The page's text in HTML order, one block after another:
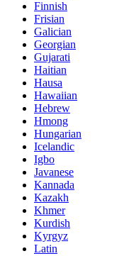
Finnish
Frisian
Galician
Georgian
Gujarati
Haitian
Hausa
Hawaiian
Hebrew
Hmong
Hungarian
Icelandic
Igbo
Javanese
Kannada
Kazakh
Khmer
Kurdish
Kyrgyz
Latin